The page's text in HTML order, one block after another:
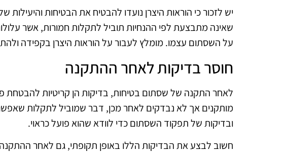
יש לזכור כי הוראות היצרן נועדו להבטיח את הבטיחות
שאינה מתבצעת לפי ההנחיות תוביל לתקלות חמורות, אשר
על השסתום עצמו. מומלץ לעבור על הוראות היצרן בקפידה
חוסר בדיקות לאחר ההתקנה
לאחר התקנה של שסתום בטיחות, בדיקות הן קריטיות להבטחת
מותקנים אך לא נבדקים לאחר מכן, דבר שמוביל לתקלות
ובדיקות של תפקוד השסתום כדי לוודא שהוא פועל כראוי.
חשוב לבצע את הבדיקות הללו באופן תקופתי, גם לאחר ההתקנה